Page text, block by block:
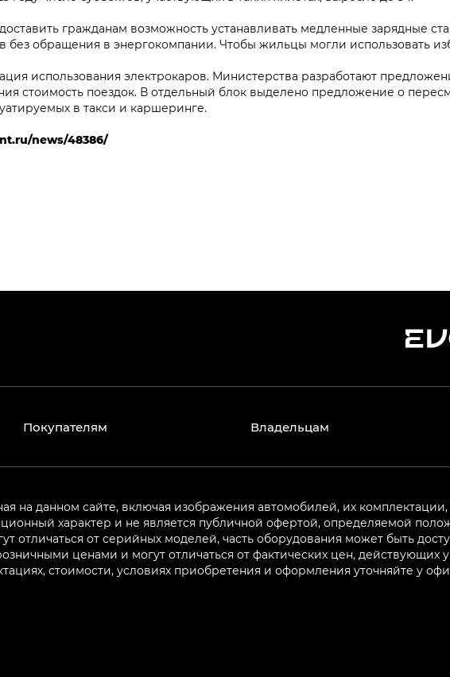
гражданам возможность устанавливать медленные зарядные
без обращения в энергокомпании. Чтобы жильцы могли использовать
использования электрокаров. Министерства разработают
стоимость поездок. В отдельный блок выделено предложение о
в такси и каршеринге.
news/48386/
Покупателям Владельцам
на данном сайте, включая изображения автомобилей, их
характер и не является публичной офертой, определяемой
отличаться от серийных моделей, часть оборудования может быть
ценами и могут отличаться от фактических цен,
стоимости, условиях приобретения и оформления уточняйте у